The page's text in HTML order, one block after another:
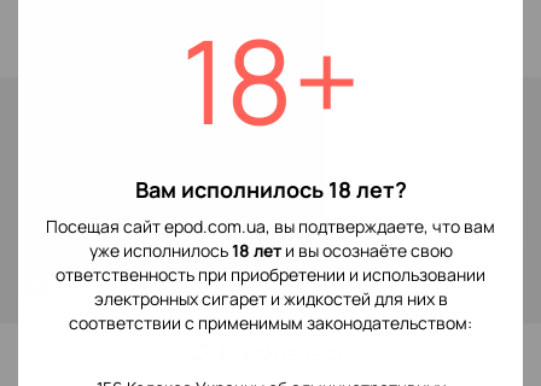
18+
Вам исполнилось 18 лет?
Посещая сайт epod.com.ua, вы подтверждаете, что вам
уже исполнилось18 лети вы осознаёте свою
ответственность при приобретении и использовании
электронных сигарет и жидкостей для них в
соответствии с применимым законодательством:
Сообщить, когда появится
Войтидля отображения накопительной скидки